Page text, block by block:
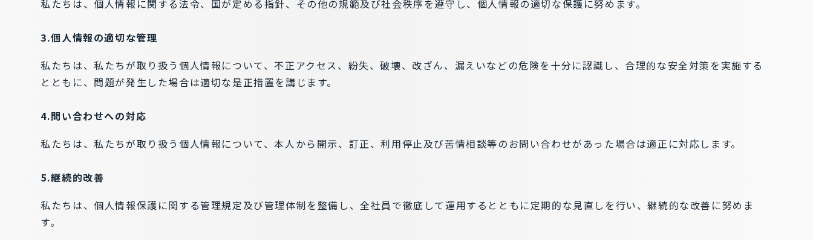
私たちは、個人情報に関する法令、国が定める指針、その他の規範及び社会秩序を遵守し、個人情報の適切な保護に努めます。
3.個人情報の適切な管理
私たちは、私たちが取り扱う個人情報について、不正アクセス、紛失、破壊、改ざん、漏えいなどの危険を十分に認識し、合理的な安全対策を実施する
とともに、問題が発生した場合は適切な是正措置を講じます。
4.問い合わせへの対応
私たちは、私たちが取り扱う個人情報について、本人から開示、訂正、利用停止及び苦情相談等のお問い合わせがあった場合は適正に対応します。
5.継続的改善
私たちは、個人情報保護に関する管理規定及び管理体制を整備し、全社員で徹底して運用するとともに定期的な見直しを行い、継続的な改善に努めま
す。